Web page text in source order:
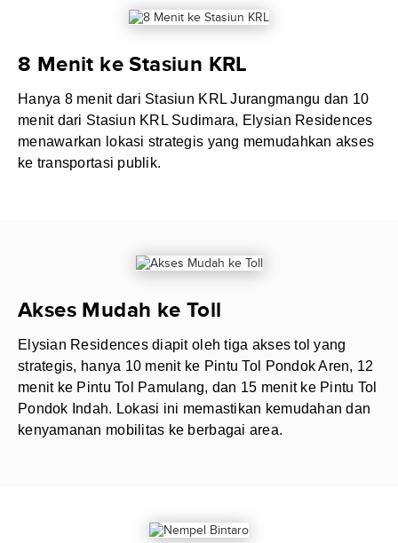
8 Menit ke Stasiun KRL
Hanya 8 menit dari Stasiun KRL Jurangmangu dan 10
menit dari Stasiun KRL Sudimara, Elysian Residences
menawarkan lokasi strategis yang memudahkan akses
ke transportasi publik.
Akses Mudah ke Toll
Elysian Residences diapit oleh tiga akses tol yang
strategis, hanya 10 menit ke Pintu Tol Pondok Aren, 12
menit ke Pintu Tol Pamulang, dan 15 menit ke Pintu Tol
Pondok Indah. Lokasi ini memastikan kemudahan dan
kenyamanan mobilitas ke berbagai area.